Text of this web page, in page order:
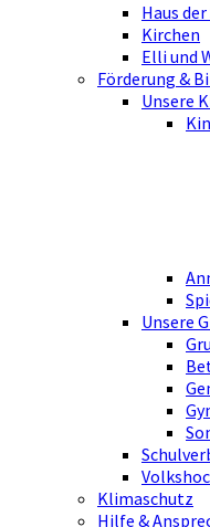
Haus
Kirchen
Elli und
Förderung &
Unsere
Unsere
Klimaschutz
Hilfe &